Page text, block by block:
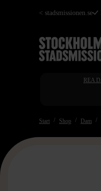
Hoppa< stadsmissionen.se
REA
Start Shop Dam